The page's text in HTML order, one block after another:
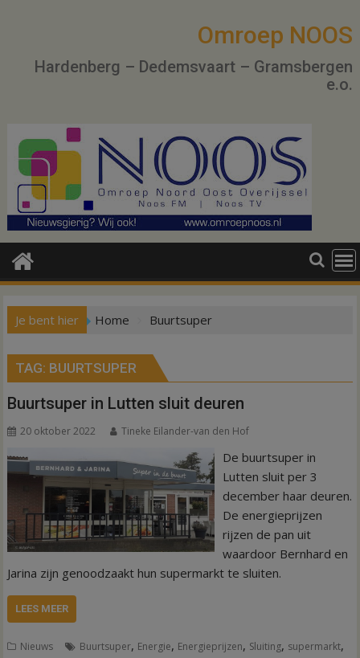
Omroep NOOS
Hardenberg – Dedemsvaart – Gramsbergen
e.o.
Je bent hier Home Buurtsuper
TAG: BUURTSUPER
Buurtsuper in Lutten sluit deuren
20 oktober 2022 Tineke Eilander-van den Hof
De buurtsuper in
Lutten sluit per 3
december haar deuren.
De energieprijzen
rijzen de pan uit
waardoor Bernhard en
Jarina zijn genoodzaakt hun supermarkt te sluiten.
LEES MEER
Nieuws Buurtsuper, Energie, Energieprijzen, Sluiting, supermarkt,